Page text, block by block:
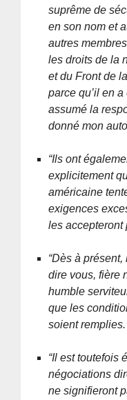
suprême de
en son nom et
autres
les droits de la
et du Front de
parce qu’il en
assumé la
donné mon
“Ils ont
explicitement
américaine
exigences
les accepteront
“Dès à présent,
dire vous, fière
humble
que les
soient remplies.
“Il est toutefois
négociations
ne signifieront